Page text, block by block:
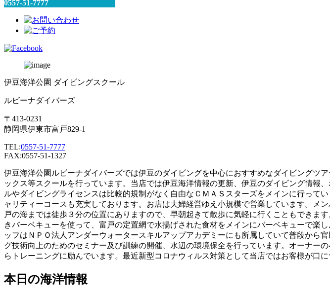
0557-51-7777
伊豆海洋公園 ダイビングスクール
ルビーナダイバーズ
〒413-0231
静岡県伊東市富戸829-1
TEL:0557-51-7777
FAX:0557-51-1327
伊豆海洋公園ルビーナダイバーズでは伊豆のダイビングを中心におすすめなダイビングツ
ックス等スクールを行っています。当店では伊豆海洋情報の更新、伊豆のダイビング情報
ルやダイビングライセンスは比較的規制がなく自由なＣＭＡＳスターズをメインに行って
ャリティーコースも充実しております。お店は夫婦経営ゆえ小規模で営業しています。メ
戸の海までは徒歩３分の位置にありますので、早朝起きて散歩に気軽に行くこともでき
きバーベキューを使って、富戸の定置網で水揚げされた食材をメインにバーベキューで楽
ッフはＮＰＯ法人アンダーウォータースキルアップアカデミーにも所属していて普段から
グ技術向上のためのセミナー及び訓練の開催、水辺の環境保全を行っています。オーナー
らトレーニングに励んでいます。最近新型コロナウィルス対策として当店ではお客様が口
本日の海洋情報